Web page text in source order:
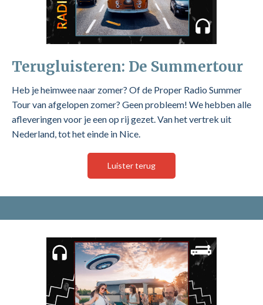
Terugluisteren: De Summertour
Heb je heimwee naar zomer? Of de Proper Radio Summer
Tour van afgelopen zomer? Geen probleem! We hebben alle
afleveringen voor je een op rij gezet. Van het vertrek uit
Nederland, tot het einde in Nice.
Luister terug